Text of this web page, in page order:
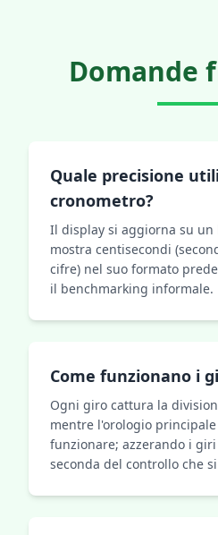
Domande
Quale precisione
cronometro?
Il display si aggiorna su un
mostra centisecondi
cifre) nel suo formato
il benchmarking informale.
Come funzionano i
Ogni giro cattura la
mentre l'orologio
funzionare; azzerando i
seconda del controllo che